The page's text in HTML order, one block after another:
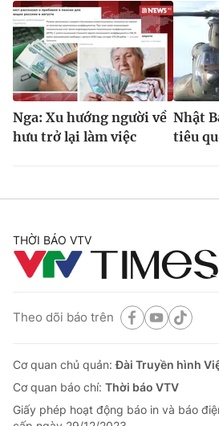
Nga: Xu hướng người về
hưu trở lại làm việc
Nhật
tiêu
THỜI BÁO VTV
Theo dõi báo trên
Cơ quan chủ quản:Đài Truyền hình
Cơ quan báo chí: Thời báo VTV
Giấy phép hoạt động báo in và báo